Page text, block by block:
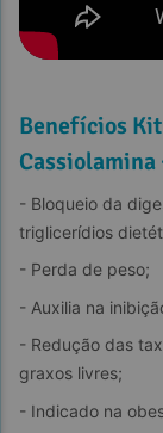
Benefícios
Cassiolamina
- Bloqueio da
triglicerídios
- Perda de peso;
- Auxilia na
- Redução das
graxos livres;
- Indicado na